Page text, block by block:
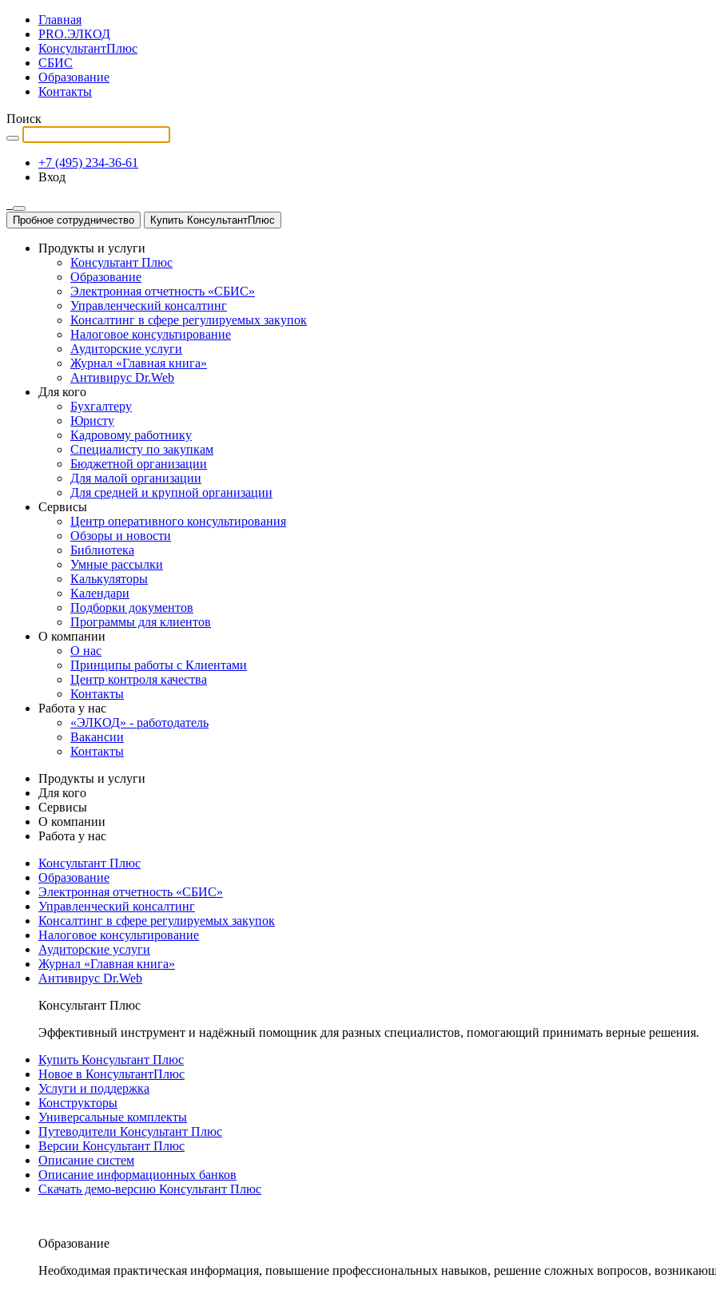
Главная
PRO.ЭЛКОД
КонсультантПлюс
СБИС
Образование
Контакты
Поиск
+7 (495) 234-36-61
Вход
Пробное сотрудничество Купить КонсультантПлюс
Продукты и услуги
Консультант Плюс
Образование
Электронная отчетность «СБИС»
Управленческий консалтинг
Консалтинг в сфере регулируемых закупок
Налоговое консультирование
Аудиторские услуги
Журнал «Главная книга»
Антивирус Dr.Web
Для кого
Бухгалтеру
Юристу
Кадровому работнику
Специалисту по закупкам
Бюджетной организации
Для малой организации
Для средней и крупной организации
Сервисы
Центр оперативного консультирования
Обзоры и новости
Библиотека
Умные рассылки
Калькуляторы
Календари
Подборки документов
Программы для клиентов
О компании
О нас
Принципы работы с Клиентами
Центр контроля качества
Контакты
Работа у нас
«ЭЛКОД» - работодатель
Вакансии
Контакты
Продукты и услуги
Для кого
Сервисы
О компании
Работа у нас
Консультант Плюс
Образование
Электронная отчетность «СБИС»
Управленческий консалтинг
Консалтинг в сфере регулируемых закупок
Налоговое консультирование
Аудиторские услуги
Журнал «Главная книга»
Антивирус Dr.Web
Консультант Плюс
Эффективный инструмент и надёжный помощник для разных специалистов, помогающий принимать верные решения.
Купить Консультант Плюс
Новое в КонсультантПлюс
Услуги и поддержка
Конструкторы
Универсальные комплекты
Путеводители Консультант Плюс
Версии Консультант Плюс
Описание систем
Описание информационных банков
Скачать демо-версию Консультант Плюс
Образование
Необходимая практическая информация, повышение профессиональных навыков, решение сложных вопросов,